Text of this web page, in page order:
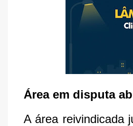
Área em disputa
A área reivindicada